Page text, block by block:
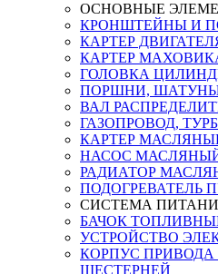
ОСНОВНЫЕ
КРОНШТЕЙНЫ И
КАРТЕР
КАРТЕР
ГОЛОВКА
ПОРШНИ,
ВАЛ
ГАЗОПРОВОД,
КАРТЕР
НАСОС
РАДИАТОР
ПОДОГРЕВАТЕЛЬ
СИСТЕМА
БАЧОК
УСТРОЙСТВО
КОРПУС
ШЕСТЕРНЕЙ